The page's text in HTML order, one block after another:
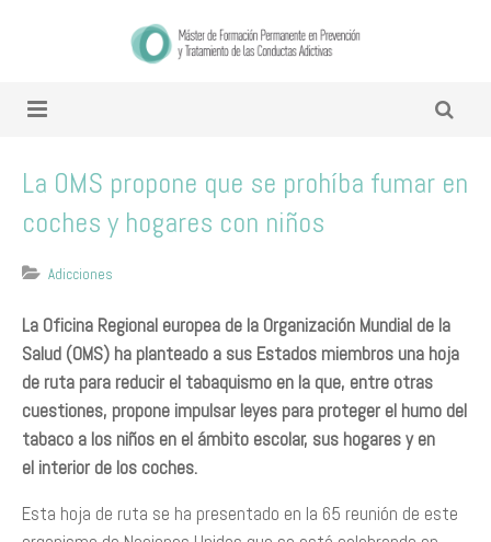
La OMS propone que se prohíba fumar en
coches y hogares con niños
Adicciones
La Oficina Regional europea de la Organización Mundial de la
Salud (OMS) ha planteado a sus Estados miembros una hoja
de ruta para reducir el tabaquismo en la que, entre otras
cuestiones, propone impulsar leyes para proteger el humo del
tabaco a los niños en el ámbito escolar, sus hogares y en
el interior de los coches.
Esta hoja de ruta se ha presentado en la 65 reunión de este